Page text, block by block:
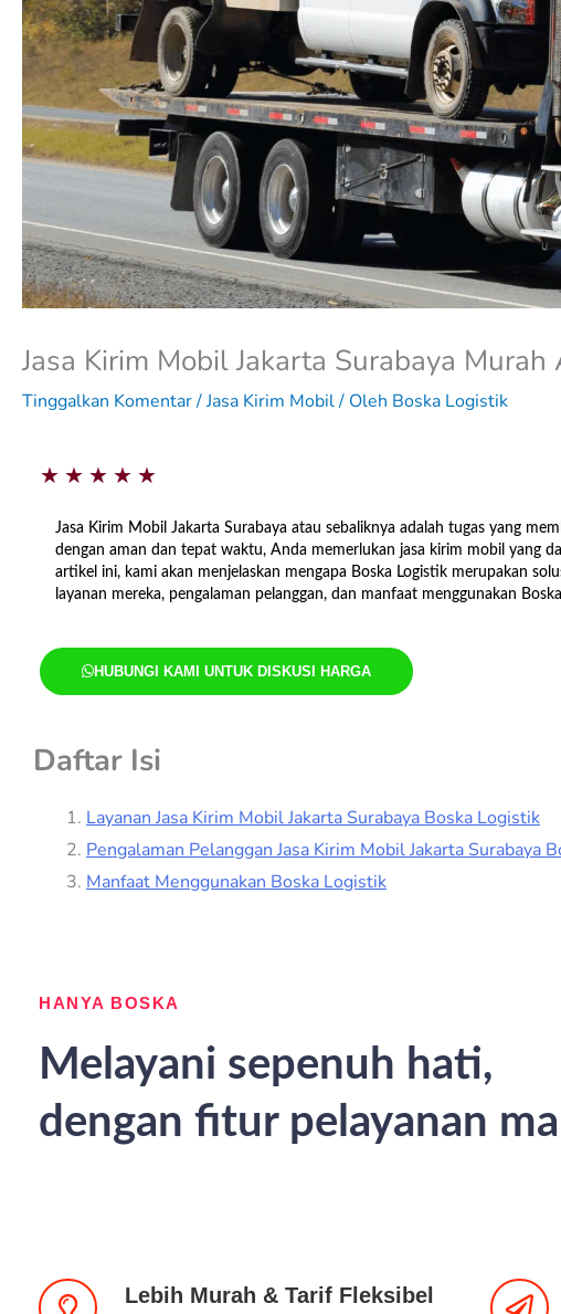
Jasa Kirim Mobil Jakarta Surabaya Murah
Tinggalkan Komentar/Jasa Kirim Mobil/ Oleh Boska Logistik
★ ★ ★ ★ ★
5
Jasa Kirim Mobil Jakarta Surabaya atau sebaliknya adalah tugas yang
dengan aman dan tepat waktu, Anda memerlukan jasa kirim mobil yang
artikel ini, kami akan menjelaskan mengapa Boska Logistik merupakan
layanan mereka, pengalaman pelanggan, dan manfaat menggunakan
HUBUNGI KAMI UNTUK DISKUSI HARGA
Daftar Isi
Layanan Jasa Kirim Mobil Jakarta Surabaya Boska Logistik
Pengalaman Pelanggan Jasa Kirim Mobil Jakarta Surabaya
Manfaat Menggunakan Boska Logistik
HANYA BOSKA
Melayani sepenuh hati,
dengan fitur pelayanan
Lebih Murah & Tarif Fleksibel